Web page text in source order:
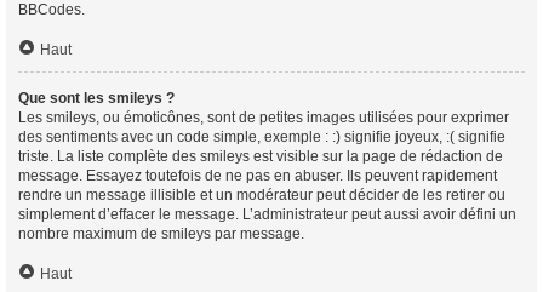
BBCodes.
Haut
Que sont les smileys ?
Les smileys, ou émoticônes, sont de petites images utilisées pour exprimer
des sentiments avec un code simple, exemple : :) signifie joyeux, :( signifie
triste. La liste complète des smileys est visible sur la page de rédaction de
message. Essayez toutefois de ne pas en abuser. Ils peuvent rapidement
rendre un message illisible et un modérateur peut décider de les retirer ou
simplement d’effacer le message. L’administrateur peut aussi avoir défini un
nombre maximum de smileys par message.
Haut